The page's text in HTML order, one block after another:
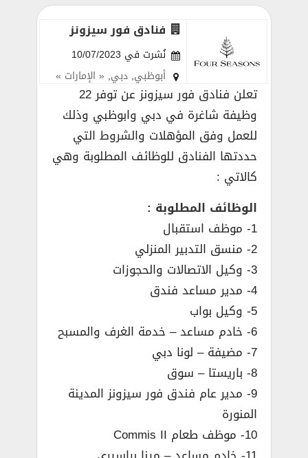
فنادق فور سيزونز
نُشرت في 10/07/2023
أبوظبي,دبي, « الإمارات »
تعلن فنادق فور سيزونز عن توفر 22
وظيفة شاغرة في دبي وابوظبي وذلك
للعمل وفق المؤهلات والشروط التي
حددتها الفنادق للوظائف المطلوبة وهي
كالاتي :
الوظائف المطلوبة :
1- موظف استقبال
2- منسق التدبير المنزلي
3- وكيل الاتصالات والحجوزات
4- مدير مساعد فندق
5- وكيل بواب
6- خادم مساعد – خدمة الغرف والمسبح
7- مضيفة – لونا دبي
8- باريستا – سوق
9- مدير عام فندق فور سيزونز المدينة
المنورة
10- موظف طعام Commis II